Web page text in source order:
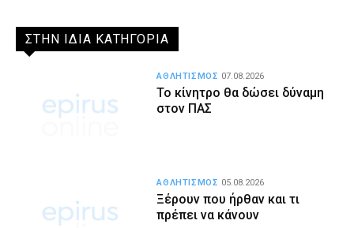
ΣΤΗΝ ΙΔΙΑ ΚΑΤΗΓΟΡΙΑ
Το κίνητρο θα δώσει δύναμη
στον ΠΑΣ
ΑΘΛΗΤΙΣΜΟΣ 07.08.2026
Ξέρουν που ήρθαν και τι
πρέπει να κάνουν
ΑΘΛΗΤΙΣΜΟΣ 05.08.2026